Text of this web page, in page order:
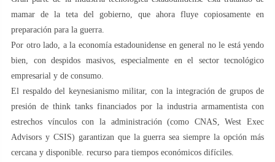
mamar de la teta del gobierno, que ahora fluye copiosamente en
preparación para la guerra.
Por otro lado, a la economía estadounidense en general no le está yendo
bien, con despidos masivos, especialmente en el sector tecnológico
empresarial y de consumo.
El respaldo del keynesianismo militar, con la integración de grupos de
presión de think tanks financiados por la industria armamentista con
estrechos vínculos con la administración (como CNAS, West Exec
Advisors y CSIS) garantizan que la guerra sea siempre la opción más
cercana y disponible. recurso para tiempos económicos difíciles.